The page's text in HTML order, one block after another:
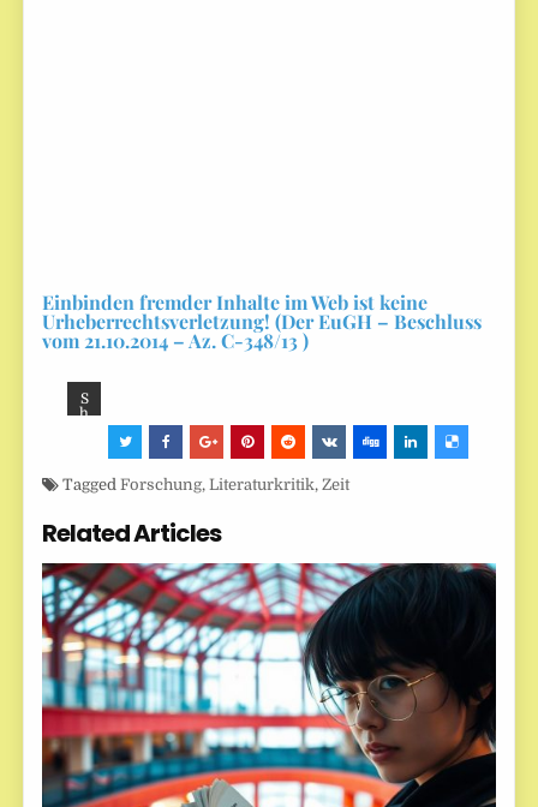
Einbinden fremder Inhalte im Web ist keine
Urheberrechtsverletzung! (Der EuGH – Beschluss
vom 21.10.2014 – Az. C-348/13 )
S
h
TaggedForschung,Literaturkritik, Zeit
Related Articles